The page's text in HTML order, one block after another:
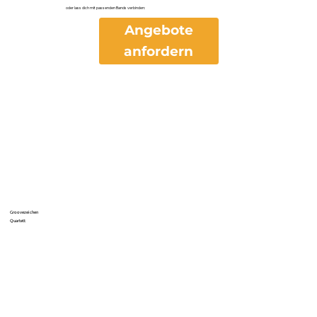
oder lass dich mit passenden Bands verbinden:
Angebote
anfordern
Groovezeichen
Quartett